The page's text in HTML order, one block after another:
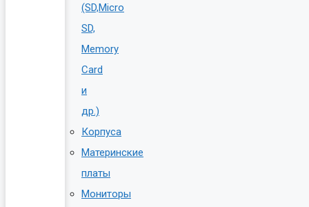
(SD,Micro
SD,
Memory
Card
и
др.)
Корпуса
Материнские
платы
Мониторы